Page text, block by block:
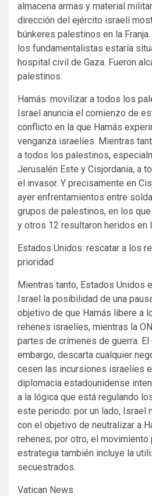
almacena armas y material
dirección del ejército israelí
búnkeres palestinos en la
los fundamentalistas estaría
hospital civil de Gaza. Fueron
palestinos.
Hamás: movilizar a todos los
Israel anuncia el comienzo de
conflicto en la que Hamás
venganza israelíes. Mientras
a todos los palestinos,
Jerusalén Este y Cisjordania, a
el invasor. Y precisamente en
ayer enfrentamientos entre
grupos de palestinos, en los
y otros 12 resultaron heridos en
Estados Unidos: rescatar a los
prioridad
Mientras tanto, Estados Unidos
Israel la posibilidad de una
objetivo de que Hamás libere a
rehenes israelíes, mientras la
partes de crímenes de guerra.
embargo, descarta cualquier
cesen las incursiones israelíes
diplomacia estadounidense
a la lógica que está regulando
este periodo: por un lado, Israel
con el objetivo de neutralizar a
rehenes; por otro, el movimiento
estrategia también incluye la
secuestrados.
Vatican News